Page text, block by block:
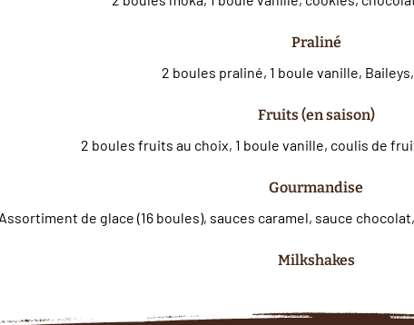
Praliné
2 boules praliné, 1 boule vanille,
Fruits (en saison)
2 boules fruits au choix, 1 boule vanille, coulis de
Gourmandise
Milkshakes